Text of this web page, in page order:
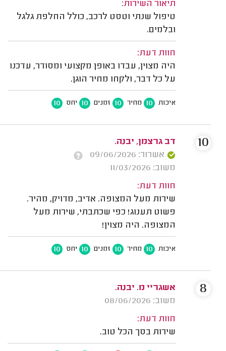
תיאור השירות:
טיפול שנתי וטסט לרכב, כולל החלפת גלגל
ובלמים.
חוות דעת:
היה מצוין, עבדו באופן מקצועי ומסודר, עדכנו
על כל דבר, ולקחו מחיר הוגן.
איכות 10 מחיר 10 זמנים 10 יחס 10
דב גרצמן, יבנה.
אשרור: 09/06/2026
משוב: 11/03/2026
חוות דעת:
שירות מעל המצופה. אדיב, מדויק, מהיר.
פשוט תענוג! כפי שכתבתי, שירות מעל
המצופה. היה מצוין!
איכות 10 מחיר 10 זמנים 10 יחס 10
10
אשגריי מ. יבנה.
משוב: 08/06/2026
חוות דעת:
שירות בסך הכל טוב.
8